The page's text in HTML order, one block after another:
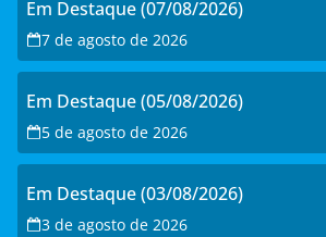
Em Destaque (07/08/2026)
7 de agosto de 2026
Em Destaque (05/08/2026)
5 de agosto de 2026
Em Destaque (03/08/2026)
3 de agosto de 2026